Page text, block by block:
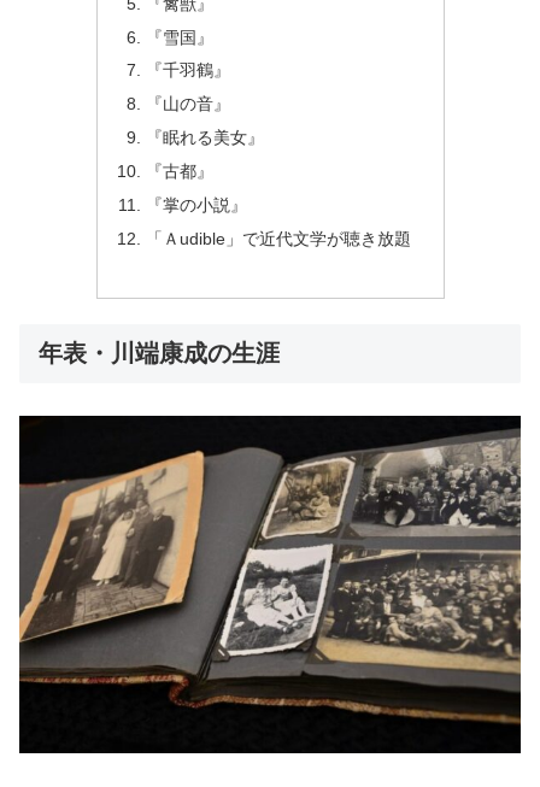
『雪国』
『千羽鶴』
『山の音』
『眠れる美女』
『古都』
『掌の小説』
「Ａudible」で近代文学が聴き放題
年表・川端康成の生涯